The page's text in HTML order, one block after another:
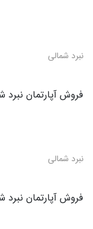
نبرد شمالی
فروش آپارتمان نبرد شمالی
نبرد شمالی
فروش آپارتمان نبرد شمالی